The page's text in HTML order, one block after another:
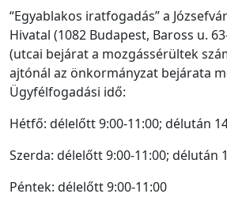
“Egyablakos iratfogadás” a
Hivatal (1082 Budapest, Baross u.
(utcai bejárat a mozgássérültek
ajtónál az önkormányzat bejárata
Ügyfélfogadási idő:
Hétfő: délelőtt 9:00-11:00; délután
Szerda: délelőtt 9:00-11:00; délután
Péntek: délelőtt 9:00-11:00